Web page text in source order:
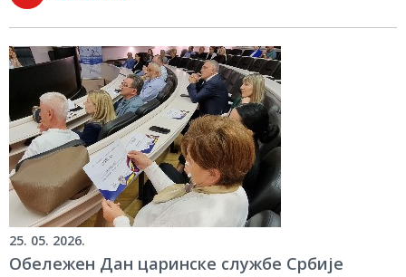
25. 05. 2026.
Обележен Дан царинске службе Србије